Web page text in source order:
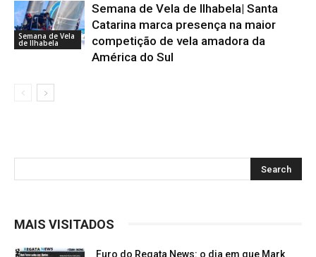
Semana de Vela
de Ilhabela
Semana de Vela de Ilhabela| Santa
Catarina marca presença na maior
competição de vela amadora da
América do Sul
MAIS VISITADOS
Furo do Regata News: o dia em que Mark